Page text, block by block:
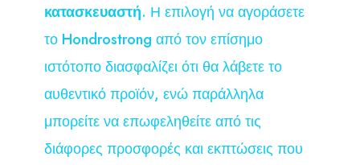
κατασκευαστή. Η επιλογή να αγοράσετε
το Hondrostrong από τον επίσημο
ιστότοπο διασφαλίζει ότι θα λάβετε το
αυθεντικό προϊόν, ενώ παράλληλα
μπορείτε να επωφεληθείτε από τις
διάφορες προσφορές και εκπτώσεις που